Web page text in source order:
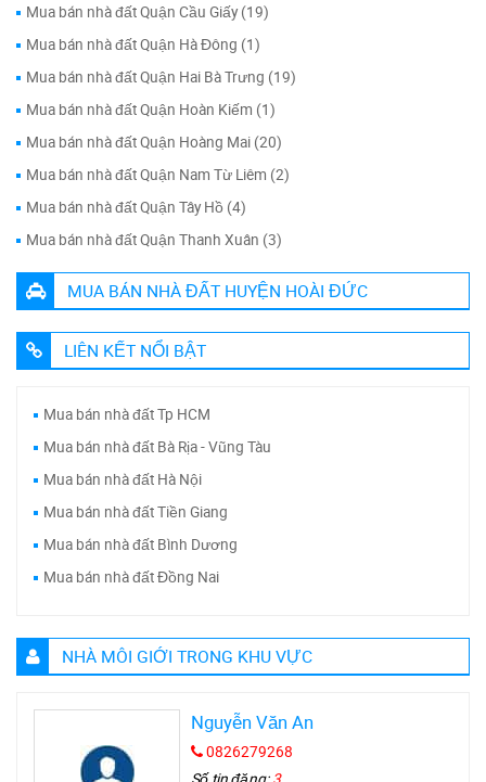
Mua bán nhà đất Quận Cầu Giấy (19)
Mua bán nhà đất Quận Hà Đông (1)
Mua bán nhà đất Quận Hai Bà Trưng (19)
Mua bán nhà đất Quận Hoàn Kiếm (1)
Mua bán nhà đất Quận Hoàng Mai (20)
Mua bán nhà đất Quận Nam Từ Liêm (2)
Mua bán nhà đất Quận Tây Hồ (4)
Mua bán nhà đất Quận Thanh Xuân (3)
MUA BÁN NHÀ ĐẤT HUYỆN HOÀI ĐỨC
LIÊN KẾT NỔI BẬT
Mua bán nhà đất Tp HCM
Mua bán nhà đất Bà Rịa - Vũng Tàu
Mua bán nhà đất Hà Nội
Mua bán nhà đất Tiền Giang
Mua bán nhà đất Bình Dương
Mua bán nhà đất Đồng Nai
NHÀ MÔI GIỚI TRONG KHU VỰC
Nguyễn Văn An
0826279268